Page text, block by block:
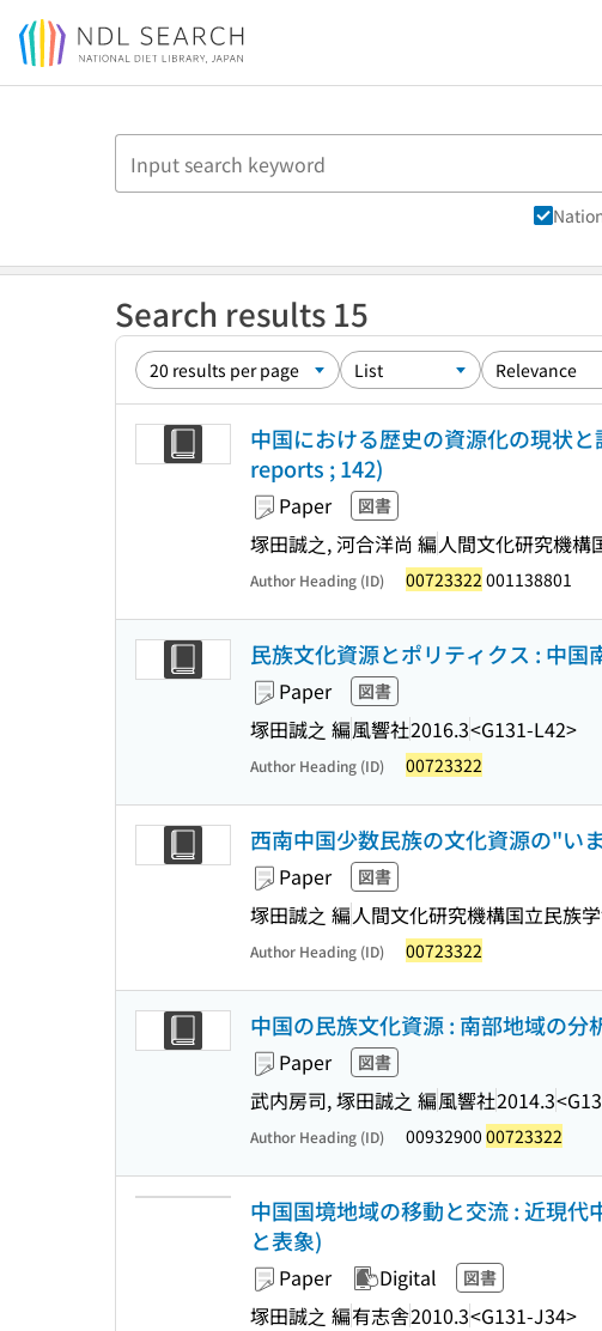
Jump to main content
Search results 15
中国における歴史の資源化の現状
reports ; 142)
Paper 図書
塚田誠之, 河合洋尚 編人間文化研究機構
Author Heading (ID) 00723322 001138801
民族文化資源とポリティクス : 中国
Paper 図書
塚田誠之 編風響社2016.3<G131-L42>
Author Heading (ID) 00723322
西南中国少数民族の文化資源の"い
Paper 図書
塚田誠之 編人間文化研究機構国立民族
Author Heading (ID) 00723322
中国の民族文化資源 : 南部地域の分
Paper 図書
武内房司, 塚田誠之 編風響社2014.3
Author Heading (ID) 00932900 00723322
中国国境地域の移動と交流 : 近現
と表象)
Paper Digital 図書
塚田誠之 編有志舎2010.3<G131-J34>